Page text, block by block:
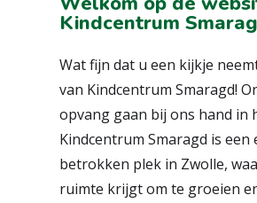
Kindcentrum
Wat fijn dat u een kijkje
van Kindcentrum Smaragd!
opvang gaan bij ons hand in
Kindcentrum Smaragd is een
betrokken plek in Zwolle,
ruimte krijgt om te groeien